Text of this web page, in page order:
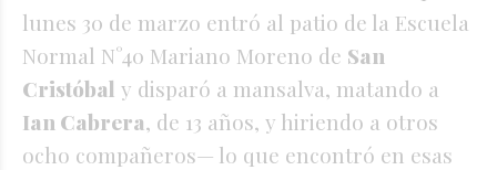
lunes 30 de marzo entró al patio de la Escuela
Normal N°40 Mariano Moreno de San
Cristóbal y disparó a mansalva, matando a
Ian Cabrera, de 13 años, y hiriendo a otros
ocho compañeros— lo que encontró en esas